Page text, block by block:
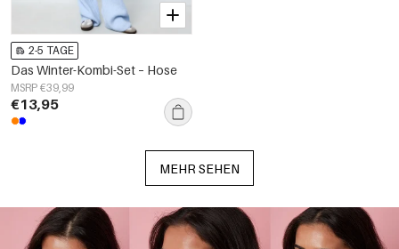
2-5 TAGE
Das Winter-Kombi-Set – Hose
MSRP €39,99
€13,95
MEHR SEHEN